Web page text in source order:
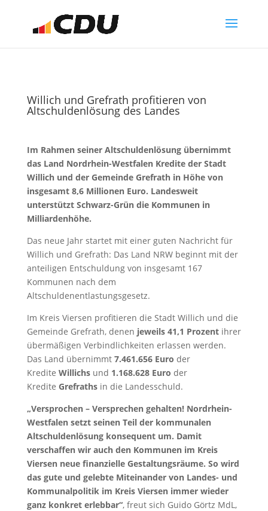
Willich und Grefrath profitieren von
Altschuldenlösung des Landes
Im Rahmen seiner Altschuldenlösung übernimmt
das Land Nordrhein-Westfalen Kredite der Stadt
Willich und der Gemeinde Grefrath in Höhe von
insgesamt 8,6 Millionen Euro. Landesweit
unterstützt Schwarz-Grün die Kommunen in
Milliardenhöhe.
Das neue Jahr startet mit einer guten Nachricht für
Willich und Grefrath: Das Land NRW beginnt mit der
anteiligen Entschuldung von insgesamt 167
Kommunen nach dem
Altschuldenentlastungsgesetz.
Im Kreis Viersen profitieren die Stadt Willich und die
Gemeinde Grefrath, denen jeweils 41,1 Prozentihrer
übermäßigen Verbindlichkeiten erlassen werden.
Das Land übernimmt 7.461.656 Euro der
Kredite Willichsund 1.168.628 Euro der
Kredite Grefrathsin die Landesschuld.
„Versprochen – Versprechen gehalten! Nordrhein-
Westfalen setzt seinen Teil der kommunalen
Altschuldenlösung konsequent um. Damit
verschaffen wir auch den Kommunen im Kreis
Viersen neue finanzielle Gestaltungsräume. So wird
das gute und gelebte Miteinander von Landes- und
Kommunalpolitik im Kreis Viersen immer wieder
ganz konkret erlebbar“, freut sich Guido Görtz MdL,